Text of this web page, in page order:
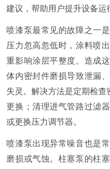
建议，帮助用户提升设备运
喷漆泵最常见的故障之一
压力忽高忽低时，涂料喷
重影响涂层平整度。造成
体内密封件磨损导致泄漏
失灵。解决方法是定期检
更换；清理进气管路过滤
或更换压力调节器。
喷漆泵出现异常噪音也是
磨损或气蚀。柱塞泵的柱